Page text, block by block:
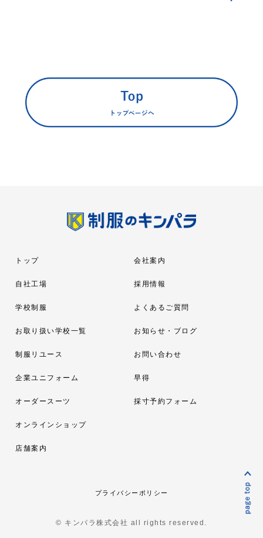
トップ
自社工場
学校制服
お取り扱い学校一覧
制服リユース
企業ユニフォーム
オーダースーツ
オンラインショップ
店舗案内
会社案内
採用情報
よくあるご質問
お知らせ・ブログ
お問い合わせ
早得
採寸予約フォーム
プライバシーポリシー
© キンパラ株式会社 all rights reserved.